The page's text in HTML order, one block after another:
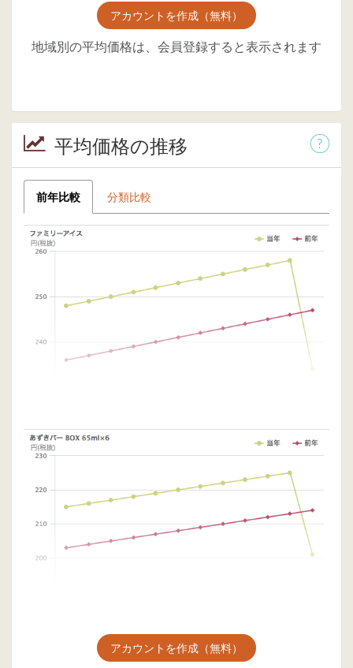
アカウントを作成（無料）
地域別の平均価格は、会員登録すると表示されます
平均価格の推移
前年比較 分類比較
アカウントを作成（無料）